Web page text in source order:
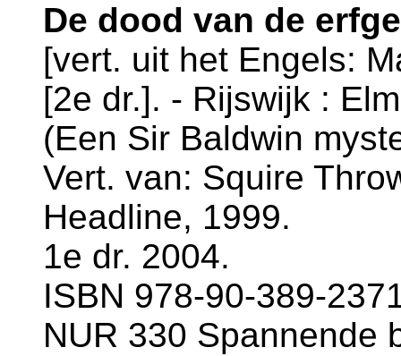
De dood van de
[vert. uit het Engels:
[2e dr.]. - Rijswijk :
(Een Sir Baldwin
Vert. van: Squire
Headline, 1999.
1e dr. 2004.
ISBN 978-90-389-
NUR 330 Spannende